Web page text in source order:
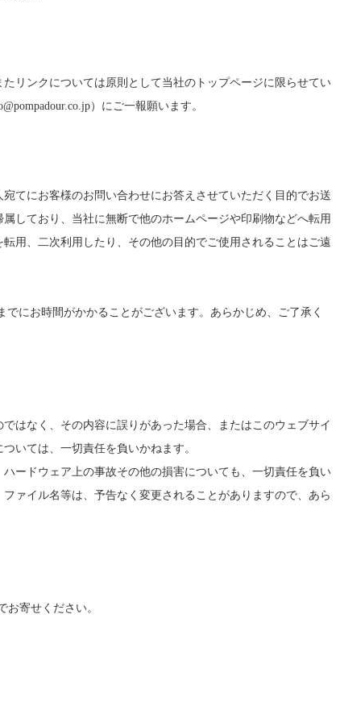
リンクについては原則として当社のトップページに限らせてい
）にご一報願います。
てにお客様のお問い合わせにお答えさせていただく目的でお送
しており、当社に無断で他のホームページや印刷物などへ転用
用、二次利用したり、その他の目的でご使用されることはご遠
にお時間がかかることがございます。あらかじめ、ご了承く
はなく、その内容に誤りがあった場合、またはこのウェブサイ
いては、一切責任を負いかねます。
ードウェア上の事故その他の損害についても、一切責任を負い
ァイル名等は、予告なく変更されることがありますので、あら
お寄せください。